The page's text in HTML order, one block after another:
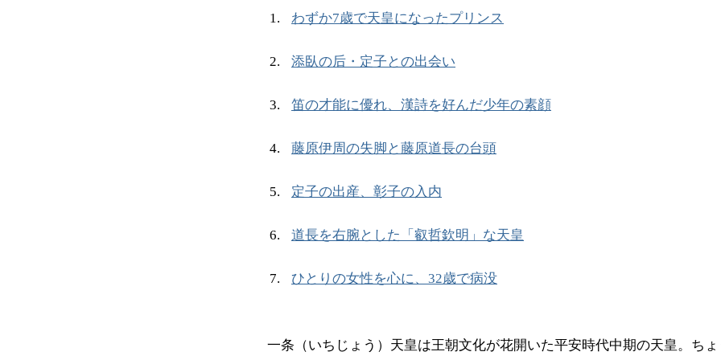
わずか7歳で天皇になったプリンス
添臥の后・定子との出会い
笛の才能に優れ、漢詩を好んだ少年の素顔
藤原伊周の失脚と藤原道長の台頭
定子の出産、彰子の入内
道長を右腕とした「叡哲欽明」な天皇
ひとりの女性を心に、32歳で病没
一条（いちじょう）天皇は王朝文化が花開いた平安時代中期の天皇。ち